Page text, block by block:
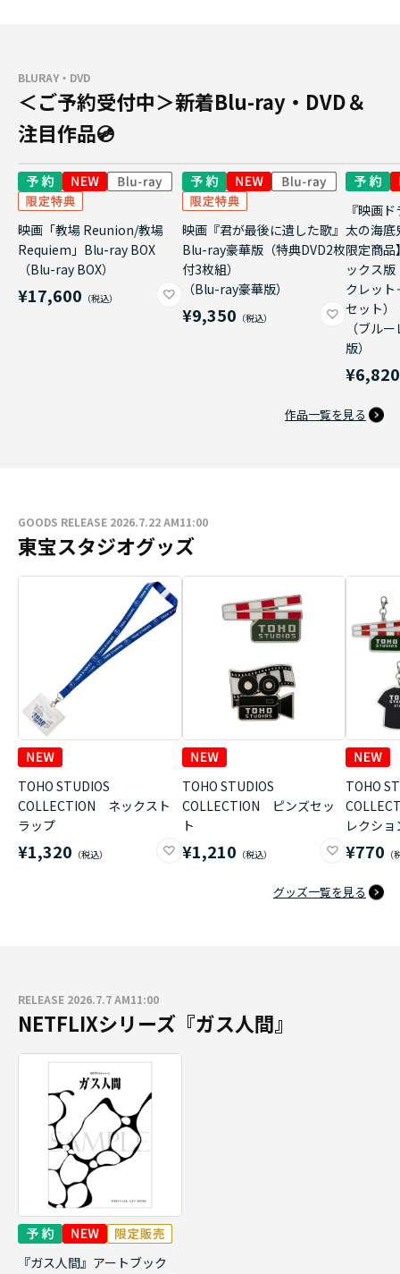
BLURAY・DVD
＜ご予約受付中＞新着Blu-ray・DVD＆
注目作品💿
映画「教場 Reunion/教場
Requiem」Blu-ray BOX
（Blu-ray BOX）
¥17,600
映画『君が最後に遺した歌』
Blu-ray豪華版（特典DVD2枚
付3枚組）
（Blu-ray豪華版）
¥9,350
『映画
太の海底
限定商品
ックス
クレッ
セット）
（ブル
版）
¥6,820
作品一覧を見る
GOODS RELEASE 2026.7.22 AM11:00
東宝スタジオグッズ
TOHO STUDIOS
COLLECTION ネックスト
ラップ
¥1,320
TOHO STUDIOS
COLLECTION ピンズセッ
ト
¥1,210
TOHO
レクシ
¥770
グッズ一覧を見る
RELEASE 2026.7.7 AM11:00
NETFLIXシリーズ『ガス人間』
『ガス人間』アートブック